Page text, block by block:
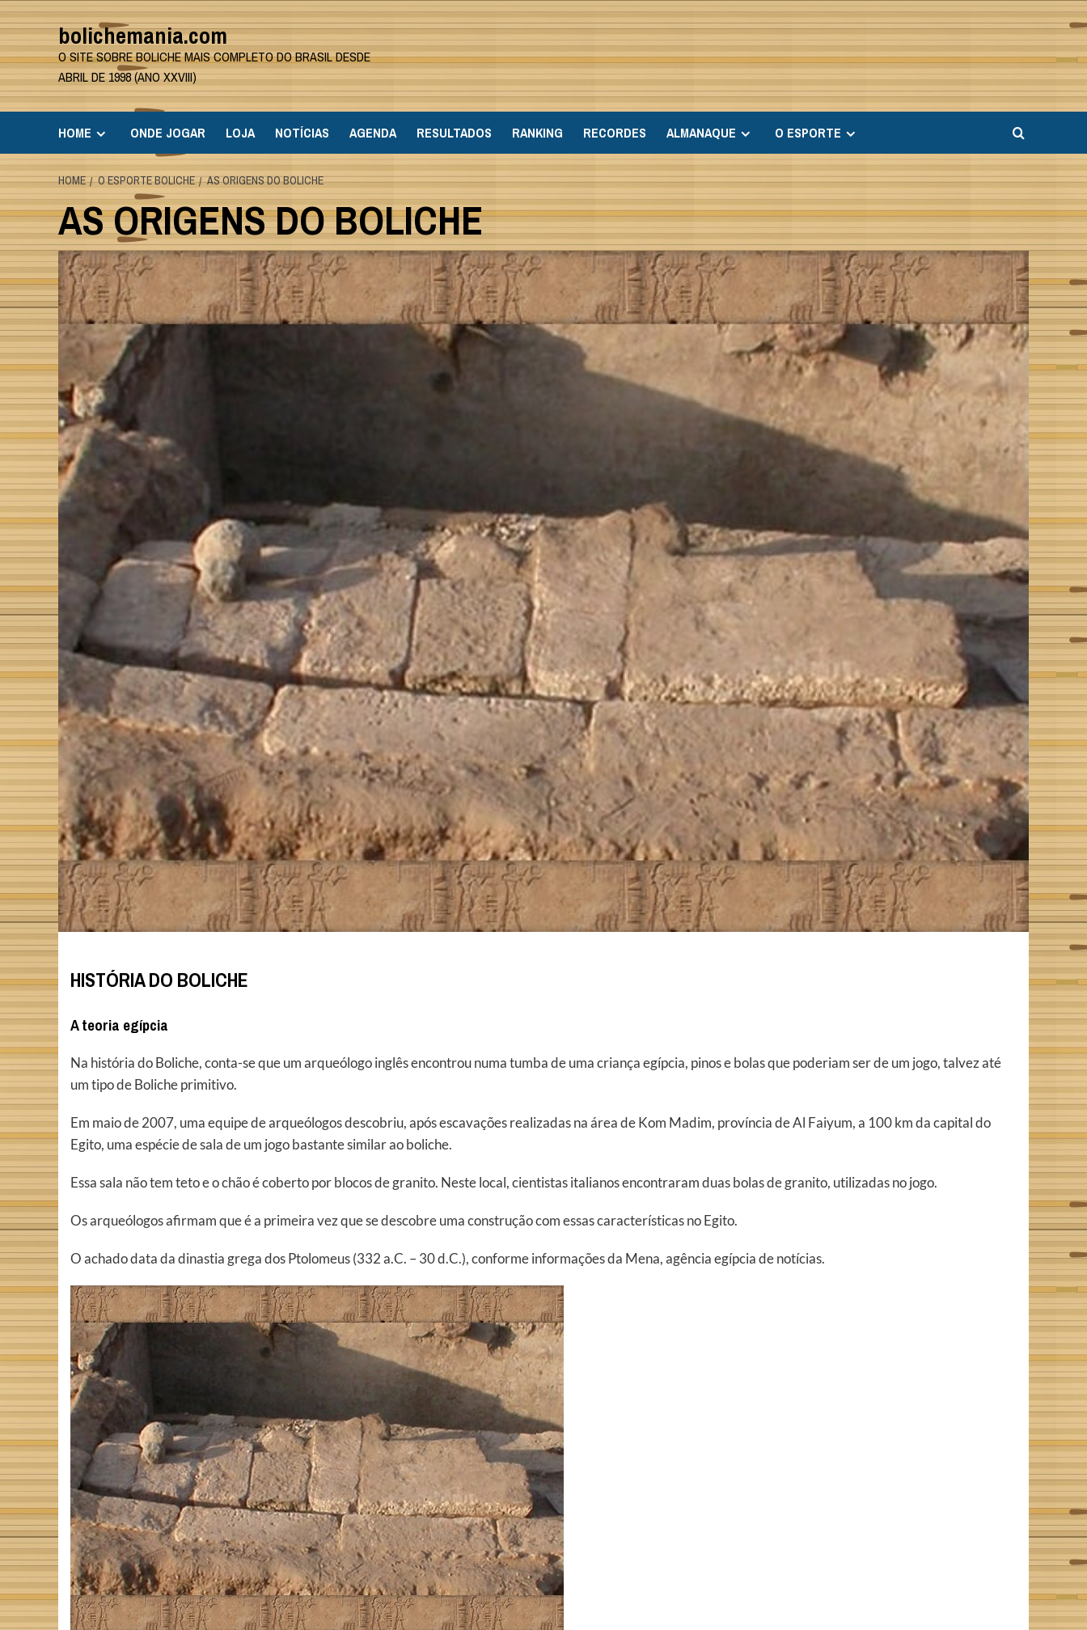
Skip
to
content
bolichemania.com
O SITE SOBRE BOLICHE MAIS COMPLETO DO BRASIL DESDE
ABRIL DE 1998 (ANO XXVIII)
HOME ONDE JOGAR LOJA NOTÍCIAS AGENDA RESULTADOS RANKING RECORDES ALMANAQUE O ESPORTE
HOME O ESPORTE BOLICHE AS ORIGENS DO BOLICHE
AS ORIGENS DO BOLICHE
HISTÓRIA DO BOLICHE
A teoria egípcia
Na história do Boliche, conta-se que um arqueólogo inglês encontrou numa tumba de uma criança egípcia, pinos e bolas que poderiam ser de um jogo, talvez até
um tipo de Boliche primitivo.
Em maio de 2007, uma equipe de arqueólogos descobriu, após escavações realizadas na área de Kom Madim, província de Al Faiyum, a 100 km da capital do
Egito, uma espécie de sala de um jogo bastante similar ao boliche.
Essa sala não tem teto e o chão é coberto por blocos de granito. Neste local, cientistas italianos encontraram duas bolas de granito, utilizadas no jogo.
Os arqueólogos afirmam que é a primeira vez que se descobre uma construção com essas características no Egito.
O achado data da dinastia grega dos Ptolomeus (332 a.C. – 30 d.C.), conforme informações da Mena, agência egípcia de notícias.